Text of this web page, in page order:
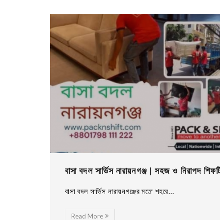
বাসা বদল সার্ভিস নারায়নগঞ্জ | সহজ ও নিরাপদ
বাসা বদল সার্ভিস নারায়নগঞ্জের মতো শহরে...
Read More